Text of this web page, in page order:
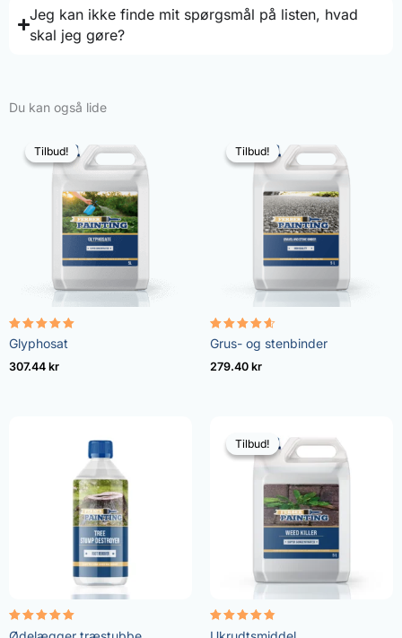
Jeg kan ikke finde mit spørgsmål på listen, hvad
skal jeg gøre?
Du kan også lide
Tilbud!
Tilbud!
Vurderet
4.96
ud af 5
Glyphosat
307.44 kr
Tilbud!
Tilbud!
Vurderet
4.57
ud af 5
Grus- og stenbinder
279.40 kr
Vurderet
Tilbud!
Tilbud!
Vurderet